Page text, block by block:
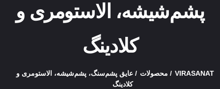
پشم‌شیشه، الاستومری و
کلادینگ
VIRASANAT محصولات
عایق پشم‌سنگ، پشم‌شیشه، الاستومری و
کلادینگ